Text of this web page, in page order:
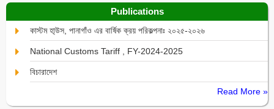
Publications
কাস্টম হা্উস, পানাগাঁও এর বার্ষিক ক্রয় পরিকল্পনাঃ ২০২৫-২০২৬
National Customs Tariff , FY-2024-2025
বিচারাদেশ
Read More »